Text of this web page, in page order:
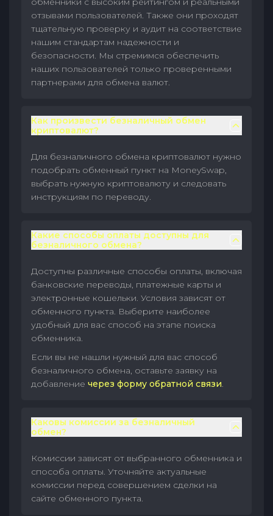
отзывами пользователей. Также они проходят
тщательную проверку и аудит на соответствие
нашим стандартам надежности и
безопасности. Мы стремимся обеспечить
наших пользователей только проверенными
партнерами для обмена валют.
Как произвести безналичный обмен
криптовалют?
Для безналичного обмена криптовалют нужно
подобрать обменный пункт на MoneySwap,
выбрать нужную криптовалюту и следовать
инструкциям по переводу.
Какие способы оплаты доступны для
безналичного обмена?
Доступны различные способы оплаты, включая
банковские переводы, платежные карты и
электронные кошельки. Условия зависят от
обменного пункта. Выберите наиболее
удобный для вас способ на этапе поиска
обменника.
Если вы не нашли нужный для вас способ
безналичного обмена, оставьте заявку на
добавление через форму обратной связи.
Каковы комиссии за безналичный
обмен?
Комиссии зависят от выбранного обменника и
способа оплаты. Уточняйте актуальные
комиссии перед совершением сделки на
сайте обменного пункта.